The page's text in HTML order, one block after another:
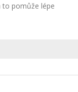
to pomůže lépe